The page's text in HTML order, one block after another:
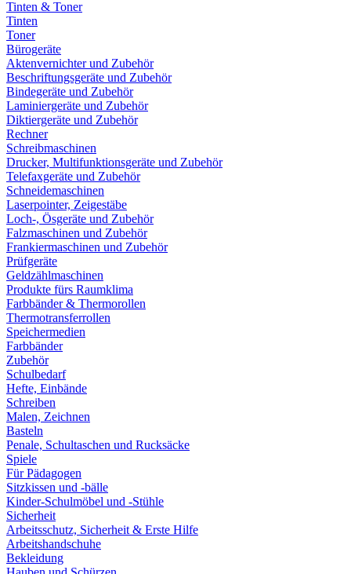
Tinten & Toner
Tinten
Toner
Bürogeräte
Aktenvernichter und Zubehör
Beschriftungsgeräte und Zubehör
Bindegeräte und Zubehör
Laminiergeräte und Zubehör
Diktiergeräte und Zubehör
Rechner
Schreibmaschinen
Drucker, Multifunktionsgeräte und Zubehör
Telefaxgeräte und Zubehör
Schneidemaschinen
Laserpointer, Zeigestäbe
Loch-, Ösgeräte und Zubehör
Falzmaschinen und Zubehör
Frankiermaschinen und Zubehör
Prüfgeräte
Geldzählmaschinen
Produkte fürs Raumklima
Farbbänder & Thermorollen
Thermotransferrollen
Speichermedien
Farbbänder
Zubehör
Schulbedarf
Hefte, Einbände
Schreiben
Malen, Zeichnen
Basteln
Penale, Schultaschen und Rucksäcke
Spiele
Für Pädagogen
Sitzkissen und -bälle
Kinder-Schulmöbel und -Stühle
Sicherheit
Arbeitsschutz, Sicherheit & Erste Hilfe
Arbeitshandschuhe
Bekleidung